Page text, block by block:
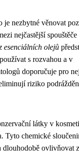
nezbytné věnovat
nejčastější spouštěče
esenciálních olejů
s rozvahou a v
doporučuje pro
riziko
látky v
Tyto chemické
dlouhodobě ovlivňovat